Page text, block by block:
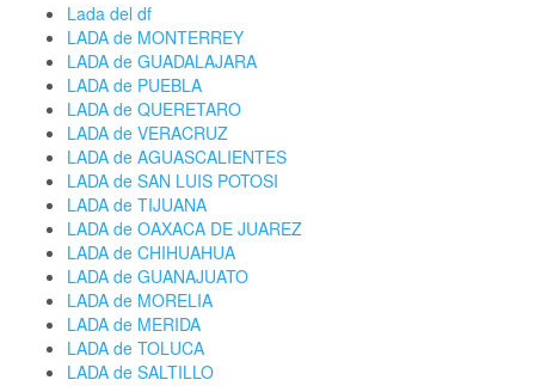
Lada del df
LADA de MONTERREY
LADA de GUADALAJARA
LADA de PUEBLA
LADA de QUERETARO
LADA de VERACRUZ
LADA de AGUASCALIENTES
LADA de SAN LUIS POTOSI
LADA de TIJUANA
LADA de OAXACA DE JUAREZ
LADA de CHIHUAHUA
LADA de GUANAJUATO
LADA de MORELIA
LADA de MERIDA
LADA de TOLUCA
LADA de SALTILLO